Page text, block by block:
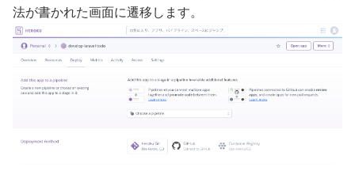
法が書かれた画面に遷移します。